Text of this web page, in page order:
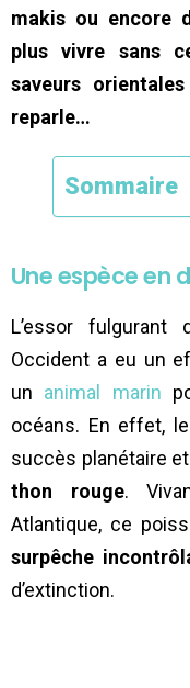
makis ou encore
plus vivre sans
saveurs
reparle…
Sommaire
Une espèce en
L’essor
Occident a eu un
un animal marin
océans. En effet,
succès planétaire
thon rouge.
Atlantique, ce
surpêche
d’extinction.